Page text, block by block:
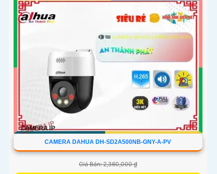
CAMERA DAHUA DH-SD2A500NB-GNY-A-PV
Giá Bán: 2,360,000 ₫